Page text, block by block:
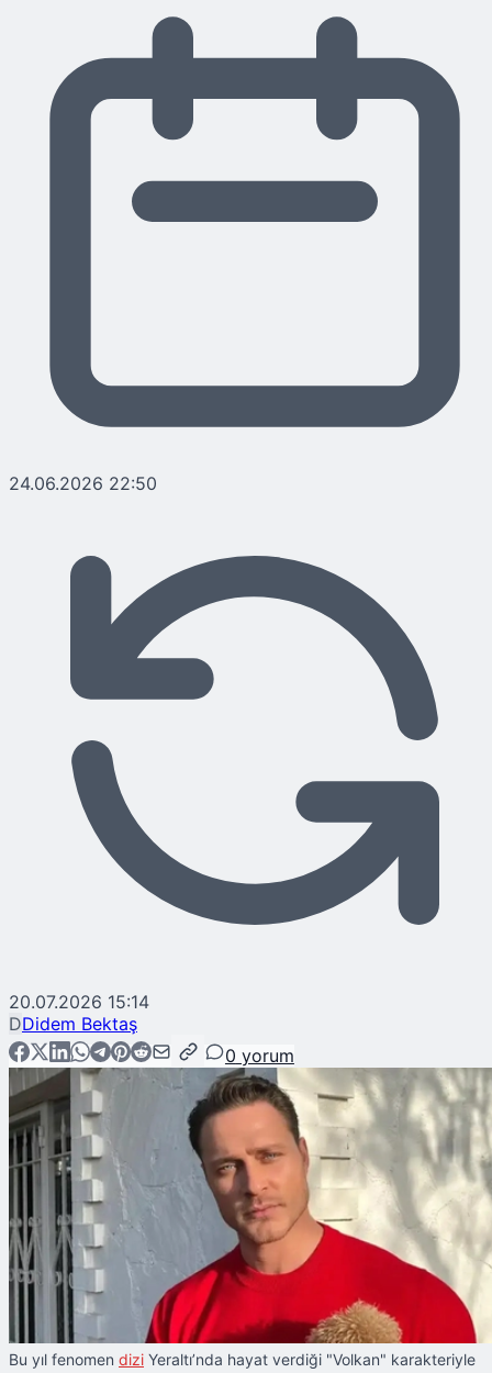
24.06.2026 22:50
20.07.2026 15:14
DDidem Bektaş
0 yorum
Bu yıl fenomen dizi Yeraltı’nda hayat verdiği "Volkan" karakteriyle